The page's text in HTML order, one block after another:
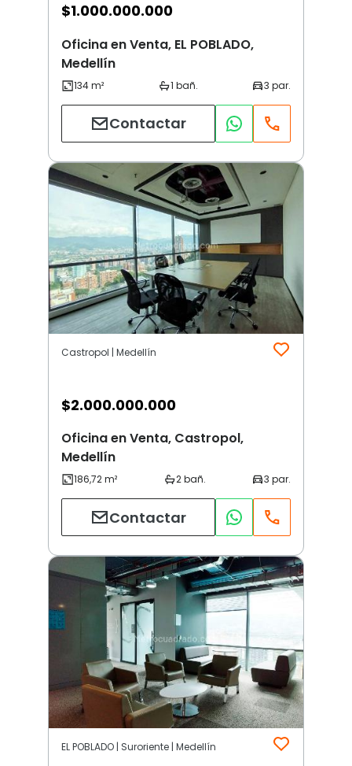
$1.000.000.000
Oficina en Venta, EL POBLADO,
Medellín
Contactar
Castropol | Medellín
$2.000.000.000
Oficina en Venta, Castropol,
Medellín
Contactar
EL POBLADO | Suroriente | Medellín